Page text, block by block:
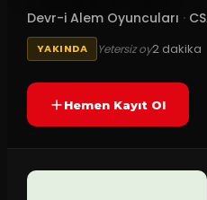
Devr-i Alem Oyuncuları ·
YAKINDA Yetersiz oy2 dakika
Hemen Kayıt Ol